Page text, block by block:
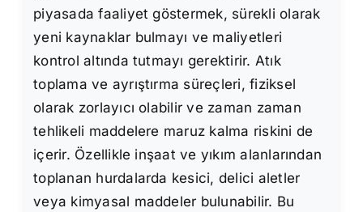
piyasada faaliyet göstermek, sürekli olarak
yeni kaynaklar bulmayı ve maliyetleri
kontrol altında tutmayı gerektirir. Atık
toplama ve ayrıştırma süreçleri, fiziksel
olarak zorlayıcı olabilir ve zaman zaman
tehlikeli maddelere maruz kalma riskini de
içerir. Özellikle inşaat ve yıkım alanlarından
toplanan hurdalarda kesici, delici aletler
veya kimyasal maddeler bulunabilir. Bu